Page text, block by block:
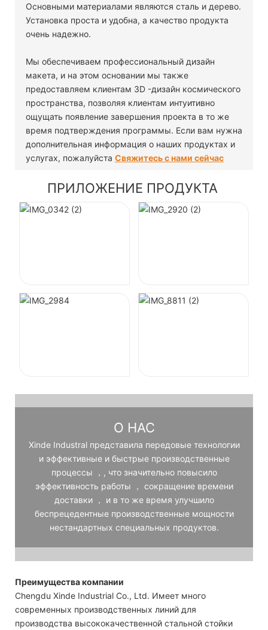
Основными материалами являются сталь и дерево.
Установка проста и удобна, а качество продукта
очень надежно.
Мы обеспечиваем профессиональный дизайн
макета, и на этом основании мы также
предоставляем клиентам 3D -дизайн космического
пространства, позволяя клиентам интуитивно
ощущать появление завершения проекта в то же
время подтверждения программы. Если вам нужна
дополнительная информация о наших продуктах и ​​
услугах, пожалуйста Свяжитесь с нами сейчас
ПРИЛОЖЕНИЕ ПРОДУКТА
О НАС
Xinde Industral представила передовые технологии
и эффективные и быстрые производственные
процессы ，, что значительно повысило
эффективность работы ， сокращение времени
доставки ， и в то же время улучшило
беспрецедентные производственные мощности
нестандартных специальных продуктов.
Преимущества компании
Chengdu Xinde Industrial Co., Ltd. Имеет много
современных производственных линий для
производства высококачественной стальной стойки